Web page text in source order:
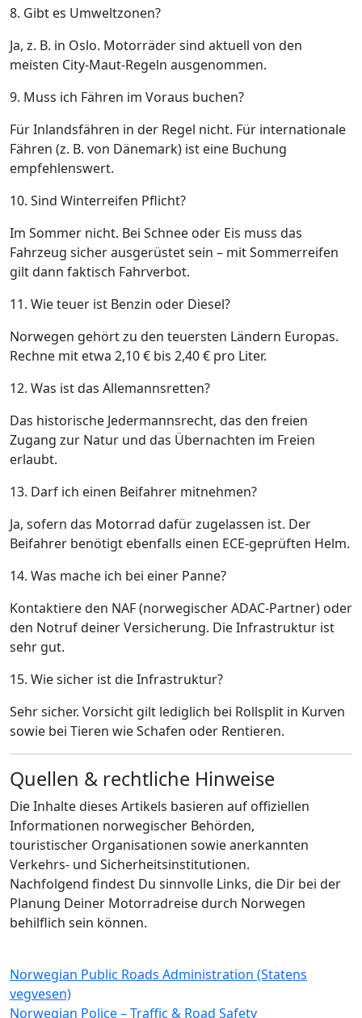
8. Gibt es Umweltzonen?
Ja, z. B. in Oslo. Motorräder sind aktuell von den
meisten City-Maut-Regeln ausgenommen.
9. Muss ich Fähren im Voraus buchen?
Für Inlandsfähren in der Regel nicht. Für internationale
Fähren (z. B. von Dänemark) ist eine Buchung
empfehlenswert.
10. Sind Winterreifen Pflicht?
Im Sommer nicht. Bei Schnee oder Eis muss das
Fahrzeug sicher ausgerüstet sein – mit Sommerreifen
gilt dann faktisch Fahrverbot.
11. Wie teuer ist Benzin oder Diesel?
Norwegen gehört zu den teuersten Ländern Europas.
Rechne mit etwa 2,10 € bis 2,40 € pro Liter.
12. Was ist das Allemannsretten?
Das historische Jedermannsrecht, das den freien
Zugang zur Natur und das Übernachten im Freien
erlaubt.
13. Darf ich einen Beifahrer mitnehmen?
Ja, sofern das Motorrad dafür zugelassen ist. Der
Beifahrer benötigt ebenfalls einen ECE-geprüften Helm.
14. Was mache ich bei einer Panne?
Kontaktiere den NAF (norwegischer ADAC-Partner) oder
den Notruf deiner Versicherung. Die Infrastruktur ist
sehr gut.
15. Wie sicher ist die Infrastruktur?
Sehr sicher. Vorsicht gilt lediglich bei Rollsplit in Kurven
sowie bei Tieren wie Schafen oder Rentieren.
Quellen & rechtliche Hinweise
Die Inhalte dieses Artikels basieren auf offiziellen
Informationen norwegischer Behörden,
touristischer Organisationen sowie anerkannten
Verkehrs- und Sicherheitsinstitutionen.
Nachfolgend findest Du sinnvolle Links, die Dir bei der
Planung Deiner Motorradreise durch Norwegen
behilflich sein können.
Norwegian Public Roads Administration (Statens
vegvesen)
Norwegian Police – Traffic & Road Safety